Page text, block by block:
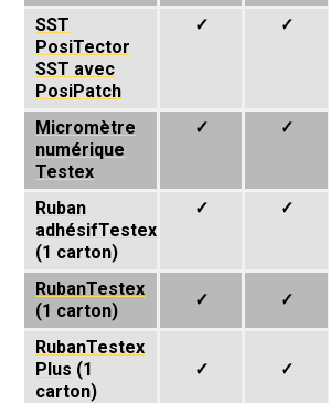
SST
PosiTector
SST avec
PosiPatch
✓ ✓
Micromètre
numérique
Testex
✓ ✓
Ruban
adhésifTestex
(1 carton)
✓ ✓
RubanTestex
(1 carton)
✓ ✓
RubanTestex
Plus (1
carton)
✓ ✓